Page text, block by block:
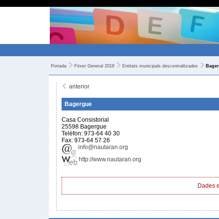
Portada Fitxer General 2018 Entitats municipals descentralitzades
anterior
Bagergue
Casa Consistorial
25598 Bagergue
Telèfon: 973-64 40 30
Fax: 973-64 57 26
info@nautaran.org
http://www.nautaran.org
Dades